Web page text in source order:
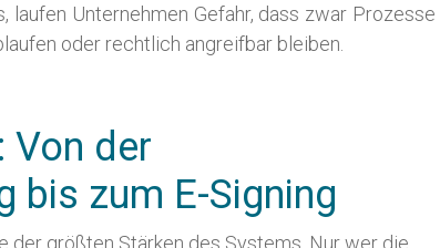
laufen Unternehmen Gefahr, dass zwar Prozesse
oder rechtlich angreifbar bleiben.
Von der
bis zum E-Signing
der größten Stärken des Systems. Nur wer die